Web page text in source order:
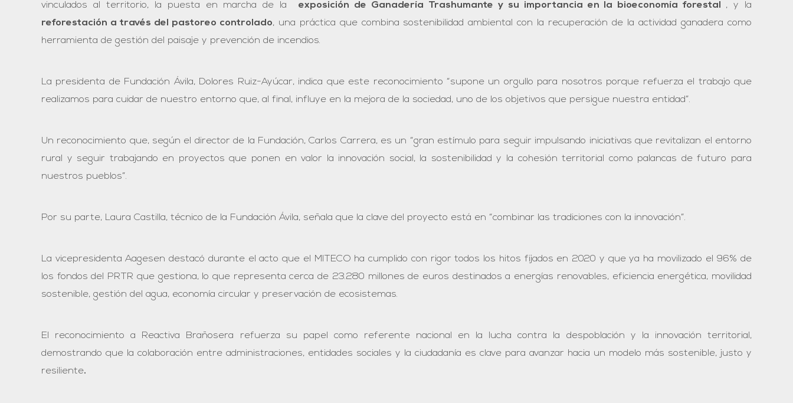
vinculados al territorio, la puesta en marcha de laexposición de Ganadería Trashumante y su importancia en la bioeconomía forestal , y la
reforestación a través del pastoreo controlado, una práctica que combina sostenibilidad ambiental con la recuperación de la actividad ganadera como
herramienta de gestión del paisaje y prevención de incendios.
La presidenta de Fundación Ávila, Dolores Ruiz-Ayúcar, indica que este reconocimiento “supone un orgullo para nosotros porque refuerza el trabajo que
realizamos para cuidar de nuestro entorno que, al final, influye en la mejora de la sociedad, uno de los objetivos que persigue nuestra entidad”.
Un reconocimiento que, según el director de la Fundación, Carlos Carrera, es un “gran estímulo para seguir impulsando iniciativas que revitalizan el entorno
rural y seguir trabajando en proyectos que ponen en valor la innovación social, la sostenibilidad y la cohesión territorial como palancas de futuro para
nuestros pueblos”.
Por su parte, Laura Castilla, técnico de la Fundación Ávila, señala que la clave del proyecto está en “combinar las tradiciones con la innovación”.
La vicepresidenta Aagesen destacó durante el acto que el MITECO ha cumplido con rigor todos los hitos fijados en 2020 y que ya ha movilizado el 96% de
los fondos del PRTR que gestiona, lo que representa cerca de 23.280 millones de euros destinados a energías renovables, eficiencia energética, movilidad
sostenible, gestión del agua, economía circular y preservación de ecosistemas.
El reconocimiento a Reactiva Brañosera refuerza su papel como referente nacional en la lucha contra la despoblación y la innovación territorial,
demostrando que la colaboración entre administraciones, entidades sociales y la ciudadanía es clave para avanzar hacia un modelo más sostenible, justo y
resiliente.